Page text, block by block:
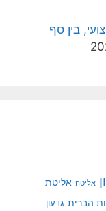
בין סף
אליטה אליטת
הברית גדעון